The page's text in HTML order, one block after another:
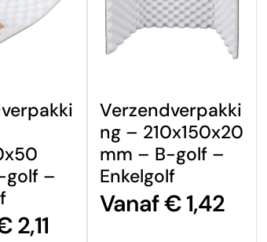
golf –
2,11
Verzendverpakki
ng – 210x150x20
mm – B-golf –
Enkelgolf
Normale
Vanaf € 1,42